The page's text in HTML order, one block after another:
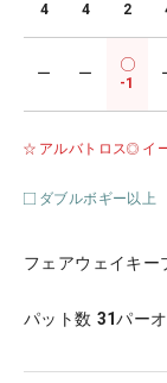
4 4 2
ー ー
-1
アルバトロス イ
ダブルボギー以上
フェアウェイキー
パット数 31パー